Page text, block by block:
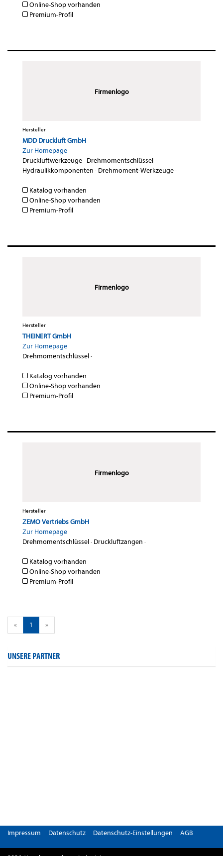
Online-Shop vorhanden
Premium-Profil
Firmenlogo
Hersteller
MDD Druckluft GmbH
Zur Homepage
Druckluftwerkzeuge· Drehmomentschlüssel·
Hydraulikkomponenten · Drehmoment-Werkzeuge·
Katalog vorhanden
Online-Shop vorhanden
Premium-Profil
Firmenlogo
Hersteller
THEINERT GmbH
Zur Homepage
Drehmomentschlüssel·
Katalog vorhanden
Online-Shop vorhanden
Premium-Profil
Firmenlogo
Hersteller
ZEMO Vertriebs GmbH
Zur Homepage
Drehmomentschlüssel· Druckluftzangen ·
Katalog vorhanden
Online-Shop vorhanden
Premium-Profil
« 1 »
UNSERE PARTNER
Impressum Datenschutz Datenschutz-Einstellungen AGB